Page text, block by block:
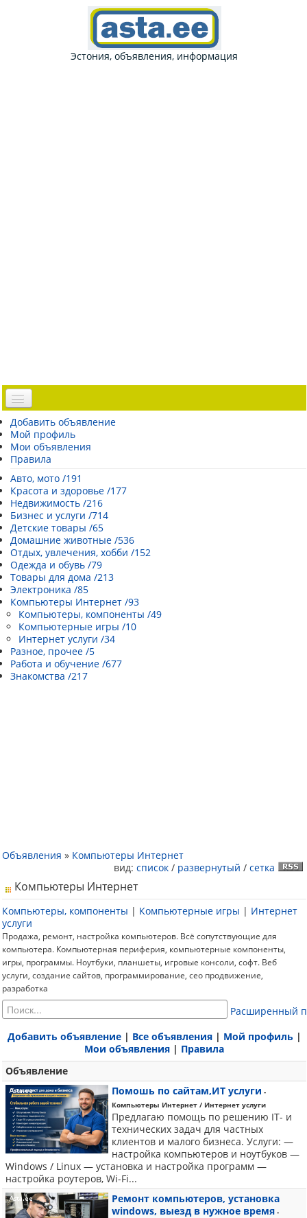
Эстония, объявления, информация
Доска объявлений
Погода Эстонии
Открытки
Каталог сайтов
| Регистрация |
Добавить объявление
Мой профиль
Мои объявления
Правила
Авто, мото /191
Красота и здоровье /177
Недвижимость /216
Бизнес и услуги /714
Детские товары /65
Домашние животные /536
Отдых, увлечения, хобби /152
Одежда и обувь /79
Товары для дома /213
Электроника /85
Компьютеры Интернет /93
Компьютеры, компоненты /49
Компьютерные игры /10
Интернет услуги /34
Разное, прочее /5
Работа и обучение /677
Знакомства /217
Объявления » Компьютеры Интернет
вид: список / развернутый / сетка
Компьютеры Интернет
Компьютеры, компоненты | Компьютерные игры | Интернет
услуги
Продажа, ремонт, настройка компьютеров. Всё сопутствующие для
компьютера. Компьютерная периферия, компьютерные компоненты,
игры, программы. Ноутбуки, планшеты, игровые консоли, софт. Веб
услуги, создание сайтов, программирование, сео продвижение,
разработка
Расширенный
Добавить объявление| Все объявления| Мой профиль |
Мои объявления | Правила
Объявление
Помошь по сайтам,ИТ услуги -
Компьютеры Интернет / Интернет услуги
Предлагаю помощь по решению IT- и
технических задач для частных
клиентов и малого бизнеса. Услуги: —
настройка компьютеров и ноутбуков —
Windows / Linux — установка и настройка программ —
настройка роутеров, Wi-Fi...
Ремонт компьютеров, установка
windows, выезд в нужное время -